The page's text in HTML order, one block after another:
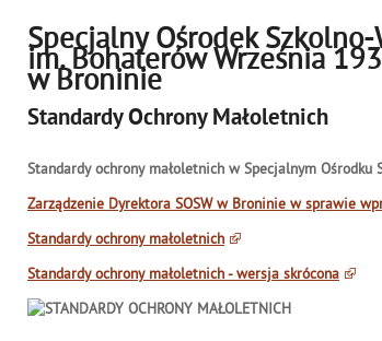
Specjalny Ośrodek
im. Bohaterów Września
w Broninie
Standardy Ochrony Małoletnich
Standardy ochrony małoletnich w Specjalnym Ośrodku
Zarządzenie Dyrektora SOSW w Broninie w sprawie
Standardy ochrony małoletnich
Standardy ochrony małoletnich - wersja skrócona